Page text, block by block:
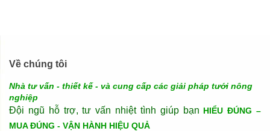
Về chúng tôi
Nhà tư vấn - thiết kế - và cung cấp các giải pháp tưới nông
nghiệp
Đội ngũ hỗ trợ, tư vấn nhiệt tình giúp bạn HIỂU ĐÚNG –
MUA ĐÚNG - VẬN HÀNH HIỆU QUẢ